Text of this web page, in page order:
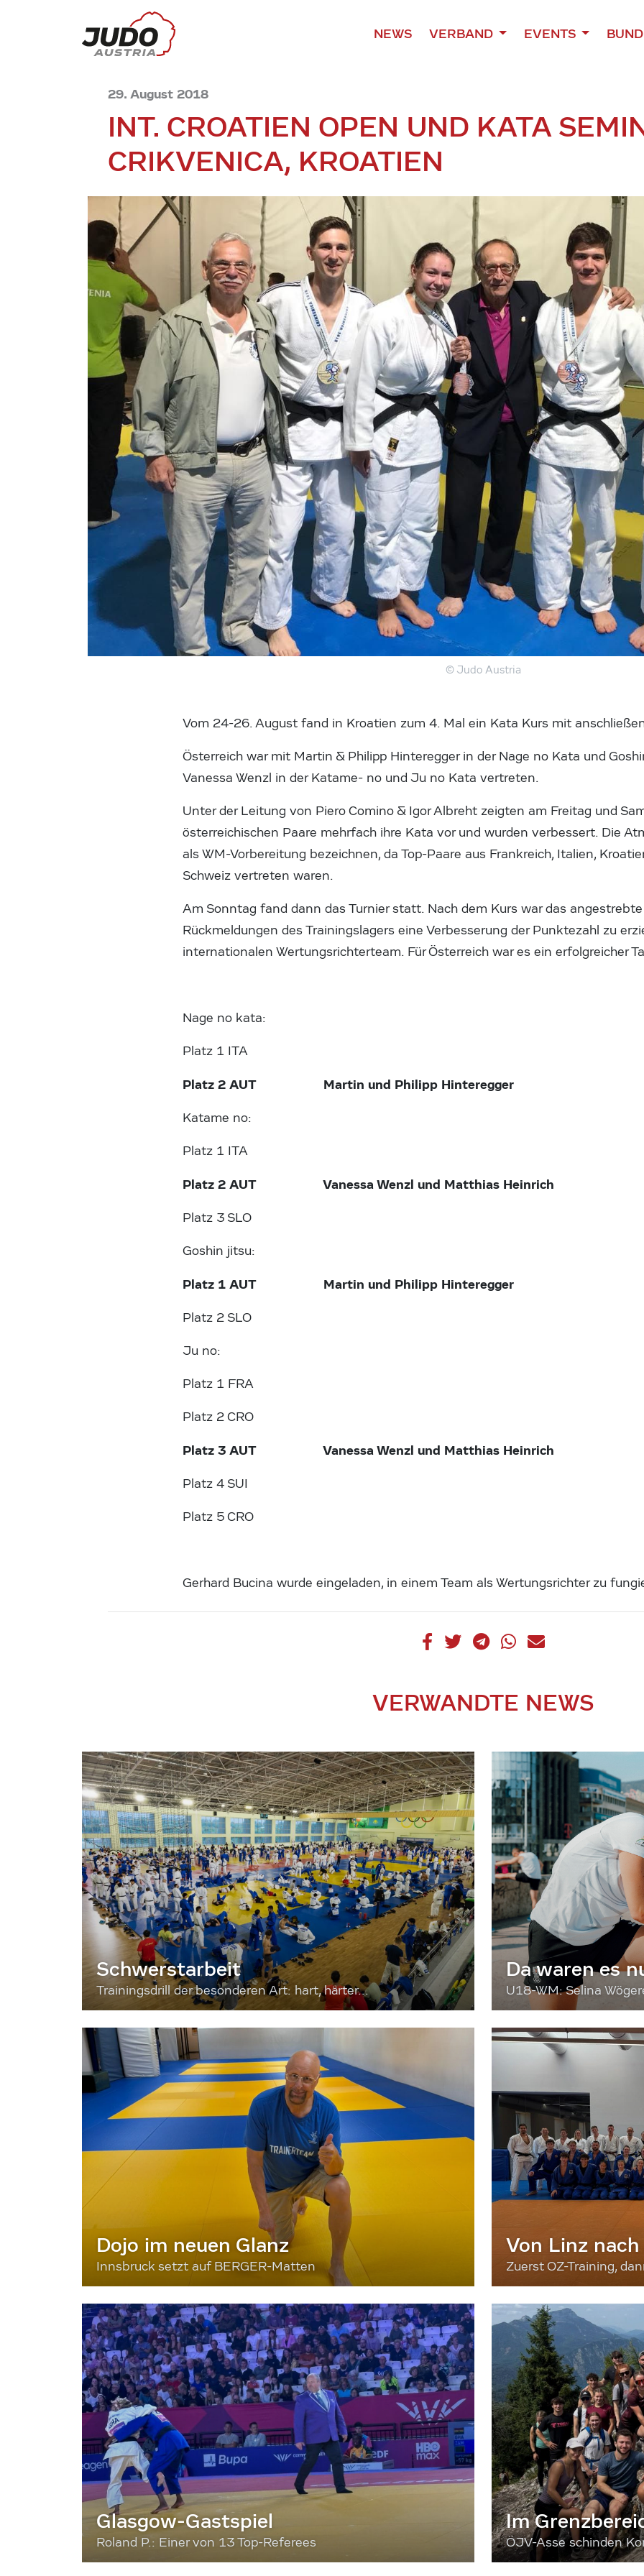
NEWS VERBAND EVENTS
29. August 2018
INT. CROATIEN OPEN UND KATA
CRIKVENICA, KROATIEN
© Judo Austria
Vom 24-26. August fand in Kroatien zum 4. Mal ein Kata Kurs mit
Österreich war mit Martin & Philipp Hinteregger in der Nage no Kata und
Vanessa Wenzl in der Katame- no und Ju no Kata vertreten.
Unter der Leitung von Piero Comino & Igor Albreht zeigten am Freitag und
österreichischen Paare mehrfach ihre Kata vor und wurden verbessert. Die
als WM-Vorbereitung bezeichnen, da Top-Paare aus Frankreich, Italien,
Schweiz vertreten waren.
Am Sonntag fand dann das Turnier statt. Nach dem Kurs war das angestrebte
Rückmeldungen des Trainingslagers eine Verbesserung der Punktezahl zu
internationalen Wertungsrichterteam. Für Österreich war es ein erfolgreicher
Nage no kata:
Platz 1 ITA
Platz 2 AUT Martin und Philipp Hinteregger
Katame no:
Platz 1 ITA
Platz 2 AUT Vanessa Wenzl und Matthias Heinrich
Platz 3 SLO
Goshin jitsu:
Platz 1 AUT Martin und Philipp Hinteregger
Platz 2 SLO
Ju no:
Platz 1 FRA
Platz 2 CRO
Platz 3 AUT Vanessa Wenzl und Matthias Heinrich
Platz 4 SUI
Platz 5 CRO
Gerhard Bucina wurde eingeladen, in einem Team als Wertungsrichter zu
VERWANDTE NEWS
Schwerstarbeit
Trainingsdrill der besonderen Art: hart, härter...
Da waren es
U18-WM: Selina
Dojo im neuen Glanz
Innsbruck setzt auf BERGER-Matten
Von Linz
Zuerst OZ-Training,
Glasgow-Gastspiel
Roland P.: Einer von 13 Top-Referees
Im
ÖJV-Asse schinden